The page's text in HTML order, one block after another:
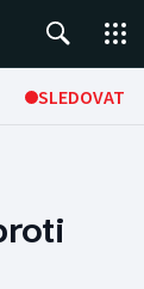
SLEDOVAT